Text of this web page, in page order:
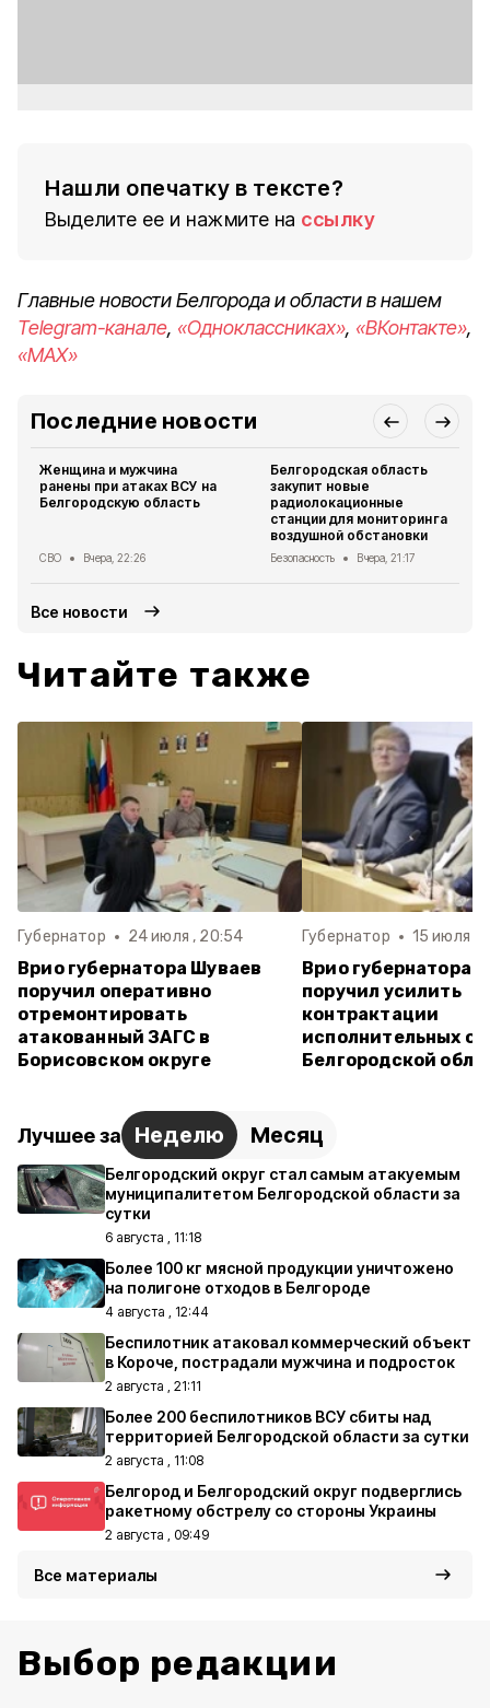
Нашли опечатку в тексте?
Выделите ее и нажмите на ссылку
Главные новости Белгорода и области в нашем
Telegram-канале, «Одноклассниках», «ВКонтакте»,
«MAX»
Последние новости
Женщина и мужчина
ранены при атаках ВСУ на
Белгородскую область
СВО Вчера, 22:26
Белгородская область
закупит новые
радиолокационные
станции для мониторинга
воздушной обстановки
Безопасность Вчера, 21:17
Все новости
Читайте также
Губернатор 24 июля , 20:54
Врио губернатора Шуваев
поручил оперативно
отремонтировать
атакованный ЗАГС в
Борисовском округе
Губернатор 15 июля ,
Врио губернатора
поручил усилить
контрактации
исполнительных
Белгородской
Лучшее за Неделю Месяц
Белгородский округ стал самым атакуемым
муниципалитетом Белгородской области за
сутки
6 августа , 11:18
Более 100 кг мясной продукции уничтожено
на полигоне отходов в Белгороде
4 августа , 12:44
Беспилотник атаковал коммерческий объект
в Короче, пострадали мужчина и подросток
2 августа , 21:11
Более 200 беспилотников ВСУ сбиты над
территорией Белгородской области за сутки
2 августа , 11:08
Белгород и Белгородский округ подверглись
ракетному обстрелу со стороны Украины
2 августа , 09:49
Все материалы
Выбор редакции